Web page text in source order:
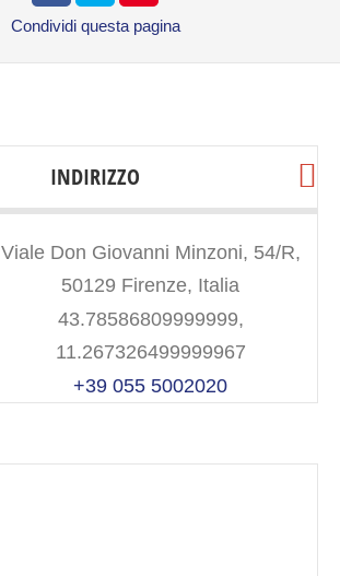
Condividi questa pagina
INDIRIZZO
Viale Don Giovanni Minzoni, 54/R,
50129 Firenze, Italia
43.78586809999999,
11.267326499999967
+39 055 5002020